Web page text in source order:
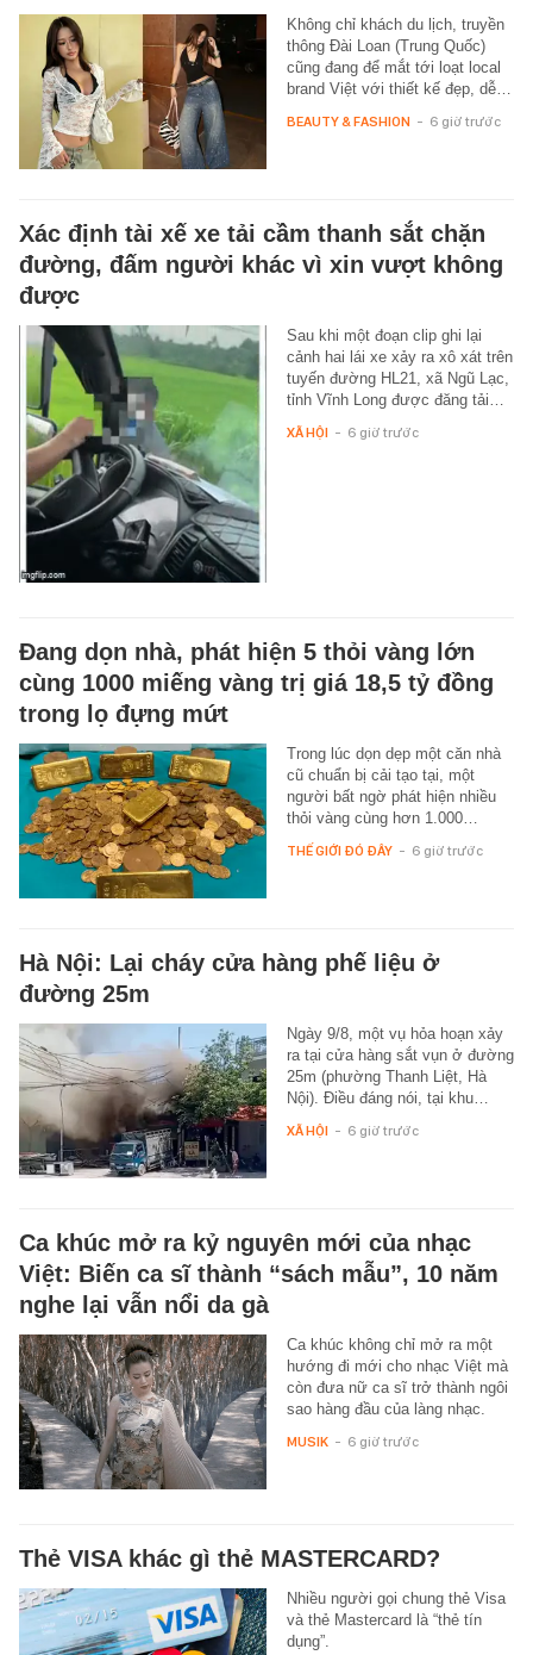
Không chỉ khách du lịch, truyền
thông Đài Loan (Trung Quốc)
cũng đang để mắt tới loạt local
brand Việt với thiết kế đẹp, dễ…
BEAUTY & FASHION - 6 giờ trước
Xác định tài xế xe tải cầm thanh sắt chặn
đường, đấm người khác vì xin vượt không
được
Sau khi một đoạn clip ghi lại
cảnh hai lái xe xảy ra xô xát trên
tuyến đường HL21, xã Ngũ Lạc,
tỉnh Vĩnh Long được đăng tải…
XÃ HỘI - 6 giờ trước
Đang dọn nhà, phát hiện 5 thỏi vàng lớn
cùng 1000 miếng vàng trị giá 18,5 tỷ đồng
trong lọ đựng mứt
Trong lúc dọn dẹp một căn nhà
cũ chuẩn bị cải tạo tại, một
người bất ngờ phát hiện nhiều
thỏi vàng cùng hơn 1.000…
THẾ GIỚI ĐÓ ĐÂY - 6 giờ trước
Hà Nội: Lại cháy cửa hàng phế liệu ở
đường 25m
Ngày 9/8, một vụ hỏa hoạn xảy
ra tại cửa hàng sắt vụn ở đường
25m (phường Thanh Liệt, Hà
Nội). Điều đáng nói, tại khu…
XÃ HỘI - 6 giờ trước
Ca khúc mở ra kỷ nguyên mới của nhạc
Việt: Biến ca sĩ thành “sách mẫu”, 10 năm
nghe lại vẫn nổi da gà
Ca khúc không chỉ mở ra một
hướng đi mới cho nhạc Việt mà
còn đưa nữ ca sĩ trở thành ngôi
sao hàng đầu của làng nhạc.
MUSIK - 6 giờ trước
Thẻ VISA khác gì thẻ MASTERCARD?
Nhiều người gọi chung thẻ Visa
và thẻ Mastercard là “thẻ tín
dụng”.